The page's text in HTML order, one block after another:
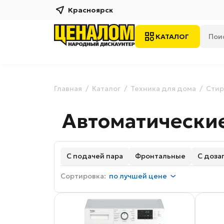
Красноярск
КАТАЛОГ
Главная Каталог Техника для дома
С подачей пара Фронтальные С
Сортировка: получшей цене